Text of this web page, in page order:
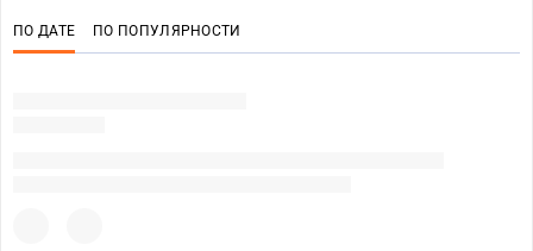
ПО ДАТЕ ПО ПОПУЛЯРНОСТИ